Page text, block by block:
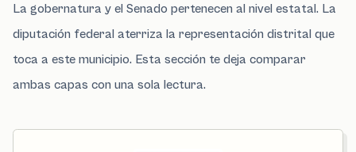
La gobernatura y el Senado pertenecen al nivel estatal. La
diputación federal aterriza la representación distrital que
toca a este municipio. Esta sección te deja comparar
ambas capas con una sola lectura.